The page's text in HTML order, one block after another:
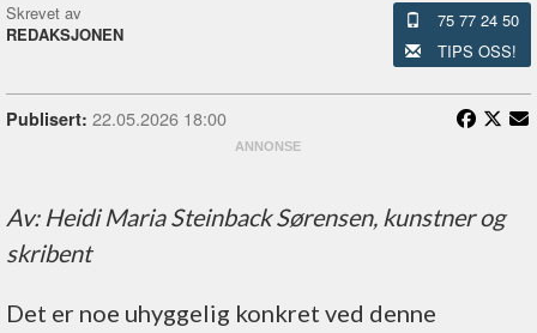
Skrevet av
REDAKSJONEN
75 77 24 50
TIPS OSS!
Publisert: 22.05.2026 18:00
Av: Heidi Maria Steinback Sørensen, kunstner og
skribent
Det er noe uhyggelig konkret ved denne